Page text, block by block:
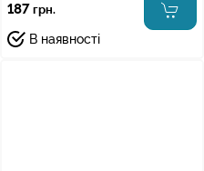
187 грн.
В наявності